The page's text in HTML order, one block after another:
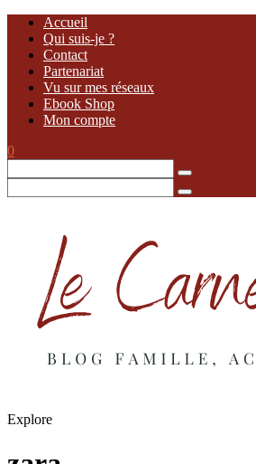
Accueil
Qui suis-je ?
Contact
Partenariat
Vu sur mes réseaux
Ebook Shop
Mon compte
0
Explore